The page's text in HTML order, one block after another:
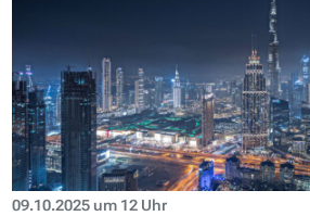
09.10.2025 um 12 Uhr